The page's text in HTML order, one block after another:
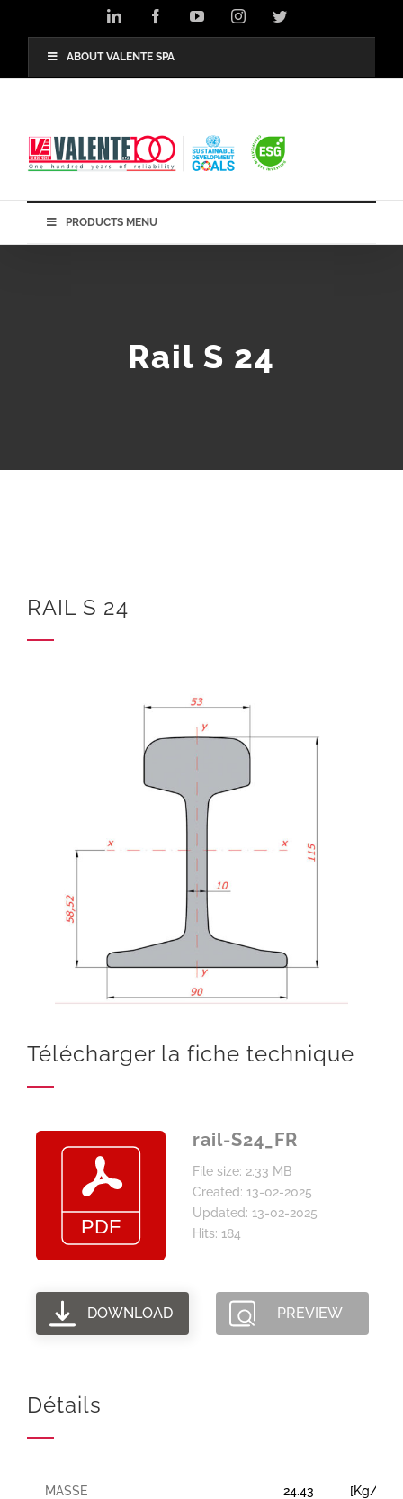
LinkedIn FacebookYouTubeInstagramTwitter
ABOUT VALENTE SPA
PRODUCTS MENU
Rail S 24
RAIL S 24
Télécharger la fiche technique
rail-S24_FR
File size: 2.33 MB
Created: 13-02-2025
Updated: 13-02-2025
Hits: 184
DOWNLOAD PREVIEW
Détails
MASSE 24.43 [Kg/m]